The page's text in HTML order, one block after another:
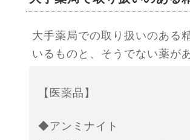
大手薬局での取り扱いのある
いるものと、そうでない薬が
【医薬品】
◆アンミナイト